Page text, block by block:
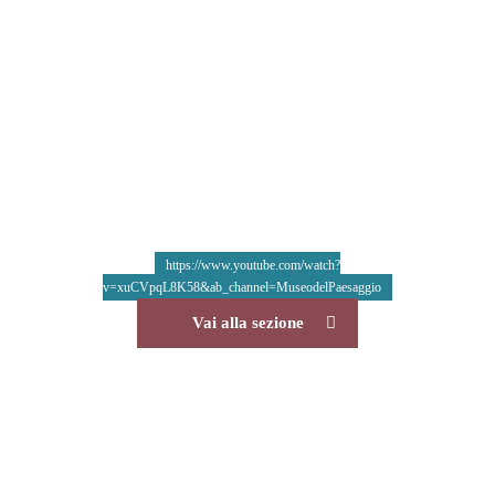
https://www.youtube.com/watch?
v=xuCVpqL8K58&ab_channel=MuseodelPaesaggio
Vai alla sezione